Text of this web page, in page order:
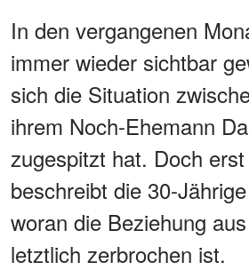
In den vergangenen
immer wieder sichtbar
sich die Situation
ihrem Noch-Ehemann
zugespitzt hat. Doch
beschreibt die 30-
woran die Beziehung
letztlich zerbrochen ist.